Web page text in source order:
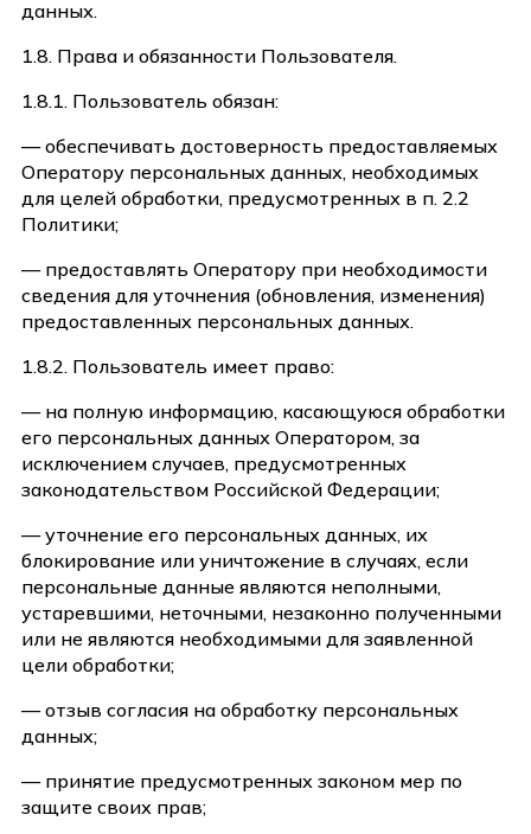
данных.
1.8. Права и обязанности Пользователя.
1.8.1. Пользователь обязан:
— обеспечивать достоверность предоставляемых
Оператору персональных данных, необходимых
для целей обработки, предусмотренных в п. 2.2
Политики;
— предоставлять Оператору при необходимости
сведения для уточнения (обновления, изменения)
предоставленных персональных данных.
1.8.2. Пользователь имеет право:
— на полную информацию, касающуюся обработки
его персональных данных Оператором, за
исключением случаев, предусмотренных
законодательством Российской Федерации;
— уточнение его персональных данных, их
блокирование или уничтожение в случаях, если
персональные данные являются неполными,
устаревшими, неточными, незаконно полученными
или не являются необходимыми для заявленной
цели обработки;
— отзыв согласия на обработку персональных
данных;
— принятие предусмотренных законом мер по
защите своих прав;